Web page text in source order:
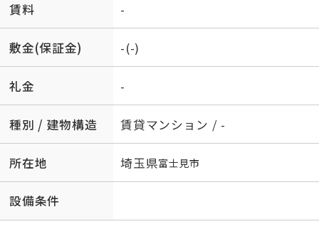
賃料 -
敷金(保証金) -(-)
礼金 -
種別 / 建物構造 賃貸マンション / -
所在地 埼玉県富士見市
設備条件